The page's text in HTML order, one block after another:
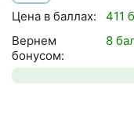
Цена в баллах:
411
Вернем
бонусом:
8